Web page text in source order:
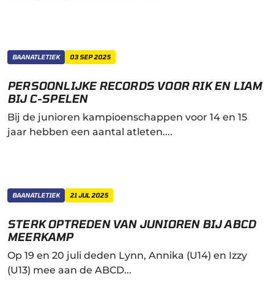
BAANATLETIEK 03 SEP 2025
PERSOONLIJKE RECORDS VOOR RIK EN LIAM
BIJ C-SPELEN
Bij de junioren kampioenschappen voor 14 en 15
jaar hebben een aantal atleten....
BAANATLETIEK 21 JUL 2025
STERK OPTREDEN VAN JUNIOREN BIJ ABCD
MEERKAMP
Op 19 en 20 juli deden Lynn, Annika (U14) en Izzy
(U13) mee aan de ABCD...